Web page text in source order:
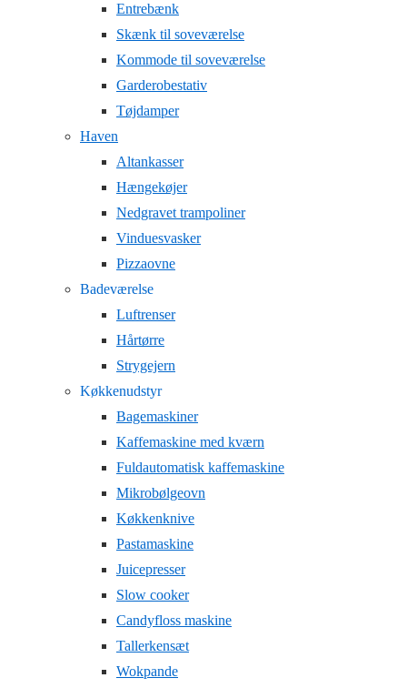
Entrebænk
Skænk til soveværelse
Kommode til soveværelse
Garderobestativ
Tøjdamper
Haven
Altankasser
Hængekøjer
Nedgravet trampoliner
Vinduesvasker
Pizzaovne
Badeværelse
Luftrenser
Hårtørre
Strygejern
Køkkenudstyr
Bagemaskiner
Kaffemaskine med kværn
Fuldautomatisk kaffemaskine
Mikrobølgeovn
Køkkenknive
Pastamaskine
Juicepresser
Slow cooker
Candyfloss maskine
Tallerkensæt
Wokpande